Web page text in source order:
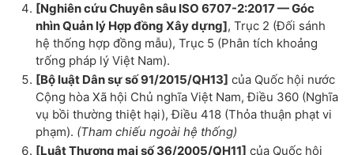
[Nghiên cứu Chuyên sâu ISO 6707-2:2017 — Góc
nhìn Quản lý Hợp đồng Xây dựng], Trục 2 (Đối sánh
hệ thống hợp đồng mẫu), Trục 5 (Phân tích khoảng
trống pháp lý Việt Nam).
[Bộ luật Dân sự số 91/2015/QH13] của Quốc hội nước
Cộng hòa Xã hội Chủ nghĩa Việt Nam, Điều 360 (Nghĩa
vụ bồi thường thiệt hại), Điều 418 (Thỏa thuận phạt vi
phạm). (Tham chiếu ngoài hệ thống)
[Luật Thương mại số 36/2005/QH11] của Quốc hội